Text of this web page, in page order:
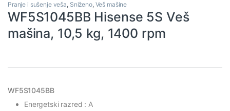
Pranje i sušenje veša, Sniženo, Veš mašine
WF5S1045BB Hisense 5S Veš
mašina, 10,5 kg, 1400 rpm
WF5S1045BB
Energetski razred : A